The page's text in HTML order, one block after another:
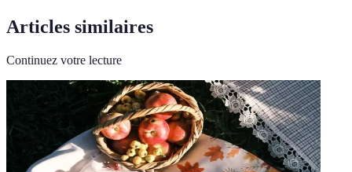
Articles similaires
Continuez votre lecture